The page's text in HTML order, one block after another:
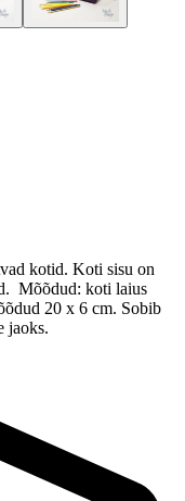
kotid. Koti sisu on
Mõõdud: koti laius
20 x 6 cm. Sobib
jaoks.